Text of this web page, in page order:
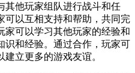
其他玩家组队进行战斗和任
可以互相支持和帮助，共同完
家可以学习其他玩家的经验和
识和经验。通过合作，玩家可
立更多的游戏友谊。